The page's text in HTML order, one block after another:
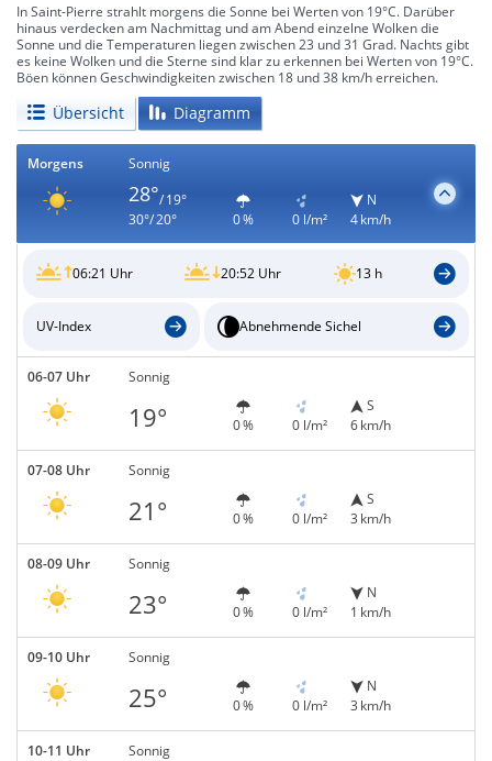
In Saint-Pierre strahlt morgens die Sonne bei Werten von 19°C. Darüber
hinaus verdecken am Nachmittag und am Abend einzelne Wolken die
Sonne und die Temperaturen liegen zwischen 23 und 31 Grad. Nachts gibt
es keine Wolken und die Sterne sind klar zu erkennen bei Werten von 19°C.
Böen können Geschwindigkeiten zwischen 18 und 38 km/h erreichen.
Übersicht Diagramm
Morgens Sonnig
28°/ 19°
30°/ 20°
0 % 0 l/m²
N
4 km/h
06:21 Uhr 20:52 Uhr 13 h
UV-Index Abnehmende Sichel
06-07 Uhr Sonnig
19° 0 % 0 l/m²
S
6 km/h
07-08 Uhr Sonnig
21° 0 % 0 l/m²
S
3 km/h
08-09 Uhr Sonnig
23° 0 % 0 l/m²
N
1 km/h
09-10 Uhr Sonnig
25° 0 % 0 l/m²
N
3 km/h
10-11 Uhr Sonnig